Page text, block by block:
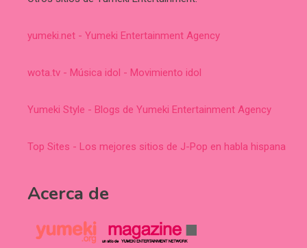
yumeki.net - Yumeki Entertainment Agency
wota.tv - Música idol - Movimiento idol
Yumeki Style - Blogs de Yumeki Entertainment Agency
Top Sites - Los mejores sitios de J-Pop en habla hispana
Acerca de